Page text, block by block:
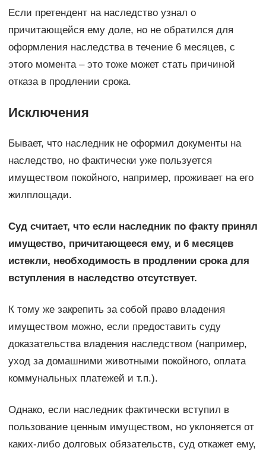
Если претендент на наследство узнал о
причитающейся ему доле, но не обратился для
оформления наследства в течение 6 месяцев, с
этого момента – это тоже может стать причиной
отказа в продлении срока.
Исключения
Бывает, что наследник не оформил документы на
наследство, но фактически уже пользуется
имуществом покойного, например, проживает на его
жилплощади.
Суд считает, что если наследник по факту принял
имущество, причитающееся ему, и 6 месяцев
истекли, необходимость в продлении срока для
вступления в наследство отсутствует.
К тому же закрепить за собой право владения
имуществом можно, если предоставить суду
доказательства владения наследством (например,
уход за домашними животными покойного, оплата
коммунальных платежей и т.п.).
Однако, если наследник фактически вступил в
пользование ценным имуществом, но уклоняется от
каких-либо долговых обязательств, суд откажет ему,